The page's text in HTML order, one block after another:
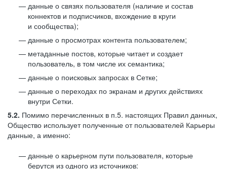
данные о связях пользователя (наличие и состав
коннектов и подписчиков, вхождение в круги
и сообщества);
данные о просмотрах контента пользователем;
метаданные постов, которые читает и создает
пользователь, в том числе их семантика;
данные о поисковых запросах в Сетке;
данные о переходах по экранам и других действиях
внутри Сетки.
5.2. Помимо перечисленных в п.5. настоящих Правил данных,
Общество использует полученные от пользователей Карьеры
данные, а именно:
данные о карьерном пути пользователя, которые
берутся из одного из источников: